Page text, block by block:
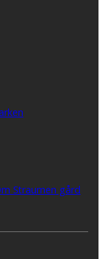
Straumen gård